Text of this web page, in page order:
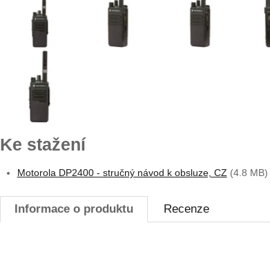
Ke stažení
Motorola DP2400 - stručný návod k obsluze, CZ (4.8 MB)
Informace o produktu Recenze